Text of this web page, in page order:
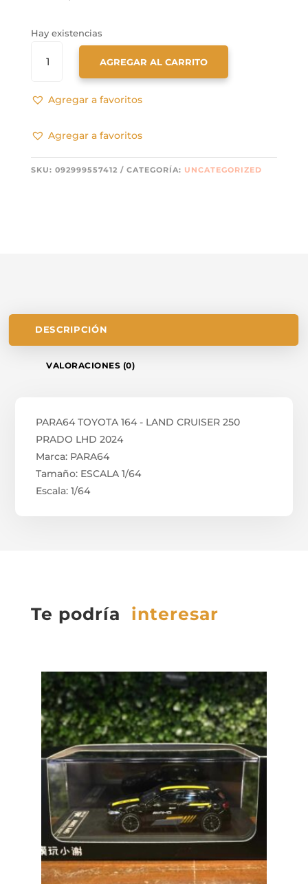
Hay existencias
TOYOTA
-
250
PRADO
LHD
AGREGAR AL CARRITO
Agregar a favoritos
Agregar a favoritos
SKU: 092999557412 CATEGORÍA: UNCATEGORIZED
DESCRIPCIÓN
VALORACIONES (0)
PARA64 TOYOTA 164 - LAND CRUISER 250
PRADO LHD 2024
Marca: PARA64
Tamaño: ESCALA 1/64
Escala: 1/64
Te podría interesar